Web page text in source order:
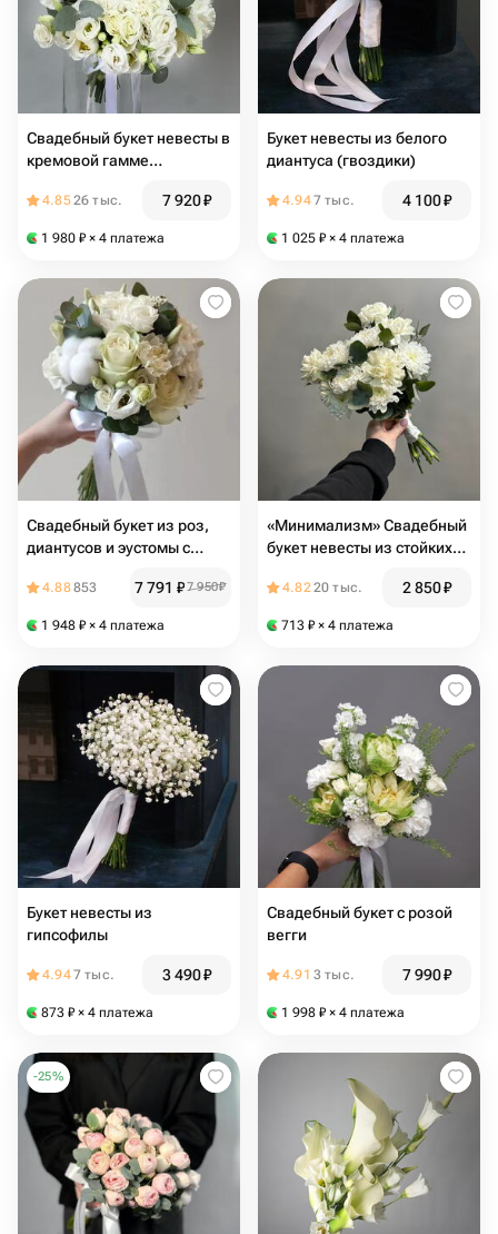
Свадебный букет невесты в
кремовой гамме
4.8526 тыс. 7 920₽
1 980 ₽ × 4 платежа
Букет невесты из белого
диантуса (гвоздики)
4.947 тыс. 4 100₽
1 025 ₽ × 4 платежа
Свадебный букет из роз,
диантусов и эустомы с
4.88853 7 791 ₽7 950₽
1 948 ₽ × 4 платежа
«Минимализм» Свадебный
букет невесты из стойких
4.8220 тыс. 2 850₽
713 ₽ × 4 платежа
Букет невесты из
гипсофилы
4.947 тыс. 3 490₽
873 ₽ × 4 платежа
Свадебный букет с розой
вегги
4.91 3 тыс. 7 990₽
1 998 ₽ × 4 платежа
-25%